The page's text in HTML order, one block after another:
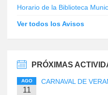
Horario de la Biblioteca
Ver todos los Avisos
PRÓXIMAS
AGO
11
CARNAVAL DE